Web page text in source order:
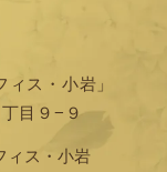
ス・小岩」
目９−９
ィス・小岩